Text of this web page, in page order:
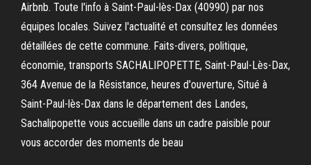
Airbnb. Toute l'info à Saint-Paul-lès-Dax (40990) par nos
équipes locales. Suivez l'actualité et consultez les données
détaillées de cette commune. Faits-divers, politique,
économie, transports SACHALIPOPETTE, Saint-Paul-Lès-Dax,
364 Avenue de la Résistance, heures d'ouverture, Situé à
Saint-Paul-lès-Dax dans le département des Landes,
Sachalipopette vous accueille dans un cadre paisible pour
vous accorder des moments de beau